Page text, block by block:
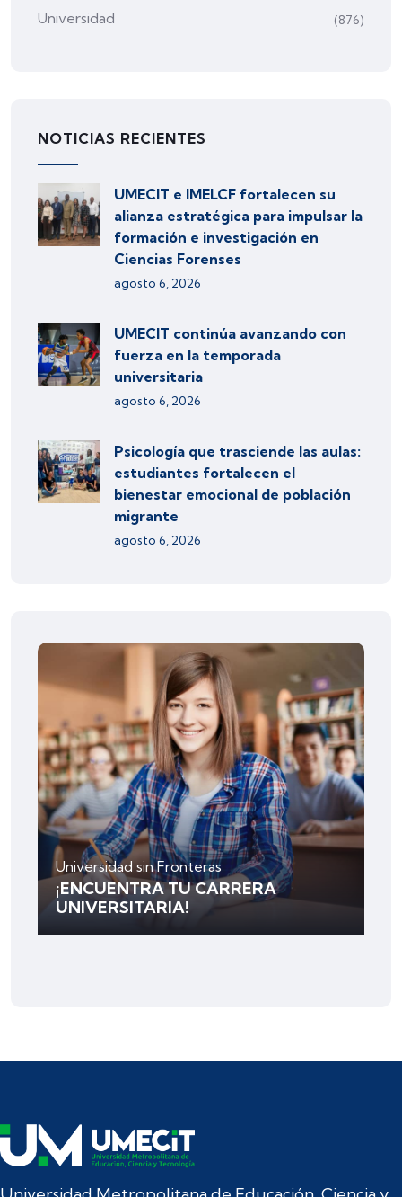
Universidad (876)
NOTICIAS RECIENTES
UMECIT e IMELCF fortalecen su
alianza estratégica para impulsar la
formación e investigación en
Ciencias Forenses
agosto 6, 2026
UMECIT continúa avanzando con
fuerza en la temporada
universitaria
agosto 6, 2026
Psicología que trasciende las aulas:
estudiantes fortalecen el
bienestar emocional de población
migrante
agosto 6, 2026
Universidad sin Fronteras
¡ENCUENTRA TU CARRERA
UNIVERSITARIA!